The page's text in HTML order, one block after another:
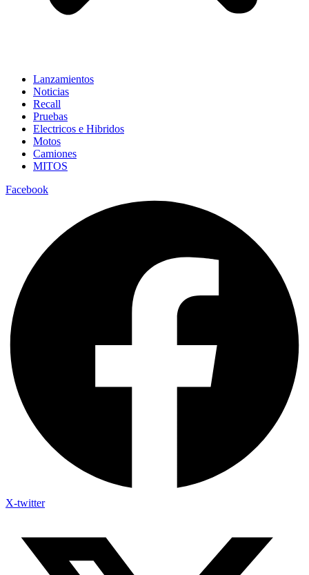
Lanzamientos
Noticias
Recall
Pruebas
Electricos e Hibridos
Motos
Camiones
MITOS
Facebook
X-twitter